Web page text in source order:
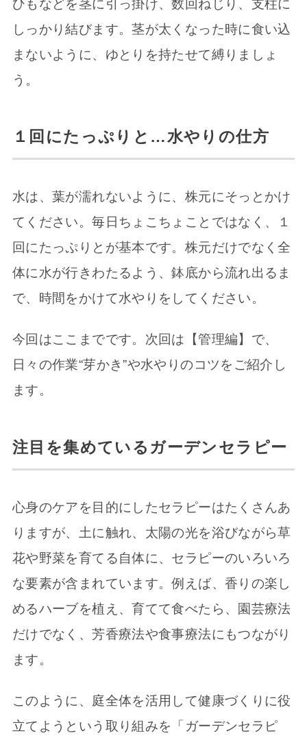
ひもなどを茎に引っ掛け、数回ねじり、支柱に
しっかり結びます。茎が太くなった時に食い込
まないように、ゆとりを持たせて縛りましょ
う。
１回にたっぷりと…水やりの仕方
水は、葉が濡れないように、株元にそっとかけ
てください。毎日ちょこちょことではなく、１
回にたっぷりとが基本です。株元だけでなく全
体に水が行きわたるよう、鉢底から流れ出るま
で、時間をかけて水やりをしてください。
今回はここまでです。次回は【管理編】で、
日々の作業“芽かき”や水やりのコツをご紹介し
ます。
注目を集めているガーデンセラピー
心身のケアを目的にしたセラピーはたくさんあ
りますが、土に触れ、太陽の光を浴びながら草
花や野菜を育てる自体に、セラピーのいろいろ
な要素が含まれています。例えば、香りの楽し
めるハーブを植え、育てて食べたら、園芸療法
だけでなく、芳香療法や食事療法にもつながり
ます。
このように、庭全体を活用して健康づくりに役
立てようという取り組みを「ガーデンセラピ